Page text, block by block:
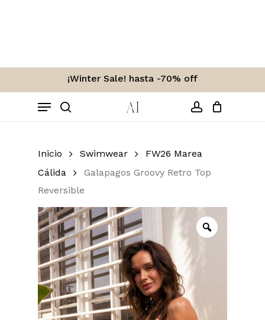
¡Winter Sale! hasta -70% off
Menu
Inicio Swimwear
FW26 Marea
Cálida
Galapagos Groovy Retro Top
Reversible